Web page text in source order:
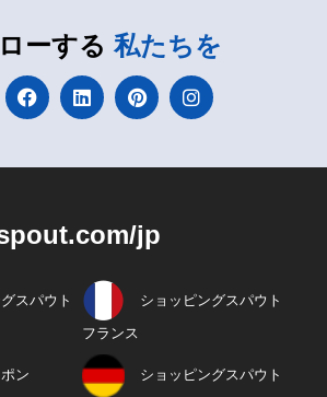
ーする 私たちを
jp
スパウト ショッピングスパウト
フランス
ン ショッピングスパウト